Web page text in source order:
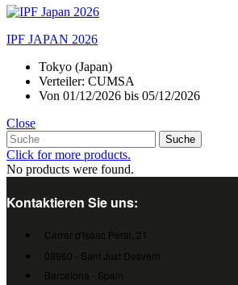
IPF JAPAN 2026
Tokyo (Japan)
Verteiler: CUMSA
Von 01/12/2026 bis 05/12/2026
Close
Suche
Click for more products.
No products were found.
Kontaktieren Sie uns:
Carrer d'Isaac Peral, 21
08960 - Sant Just Desvern
Barcelona - Spain